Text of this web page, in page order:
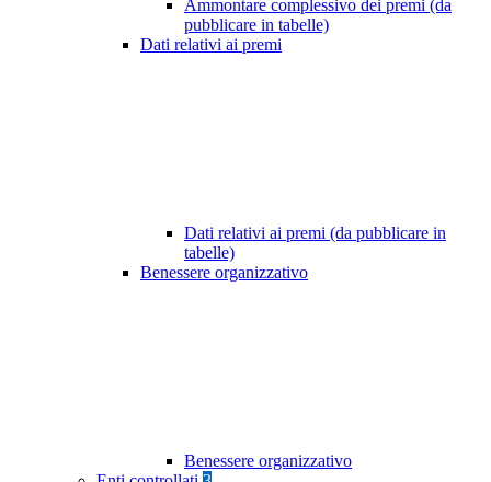
Ammontare complessivo dei premi (da
pubblicare in tabelle)
Dati relativi ai premi
Dati relativi ai premi (da pubblicare in
tabelle)
Benessere organizzativo
Benessere organizzativo